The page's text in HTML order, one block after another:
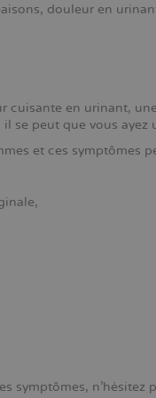
douleur en
cuisante en urinant,
se peut que vous ayez
et ces symptômes
symptômes,